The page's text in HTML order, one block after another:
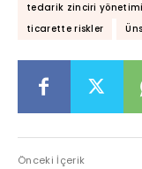
tedarik zinciri yönetimi
ticarette riskler
Önceki İçerik